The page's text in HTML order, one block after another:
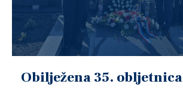
Obilježena 35. obljetnica